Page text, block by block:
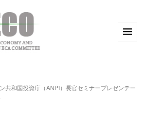
共和国投資庁（ANPI）長官セミナープレゼンテー